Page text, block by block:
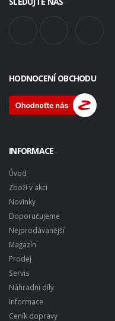
HODNOCENÍ OBCHODU
INFORMACE
Úvod
Zboží v akci
Novinky
Doporučujeme
Nejprodávanější
Magazín
Prodej
Servis
Náhradní díly
Informace
Ceník dopravy